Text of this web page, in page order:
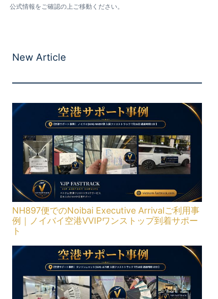
公式情報をご確認の上ご移動ください。
New Article
NH897便でのNoibai Executive Arrivalご利用事
例｜ノイバイ空港VVIPワンストップ到着サポー
ト